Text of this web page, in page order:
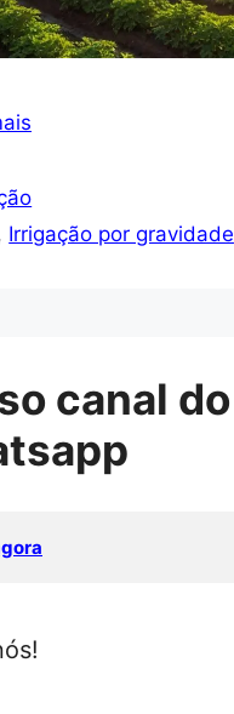
, Irrigação por gravidade
canal do